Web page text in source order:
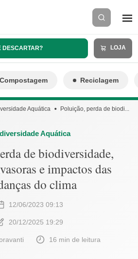
DESCARTAR? LOJA
Compostagem Reciclagem
Aquática Poluição, perda de biodi...
Aquática
de biodiversidade,
e impactos das
do clima
12/06/2023 09:13
20/12/2025 19:29
16 min de leitura